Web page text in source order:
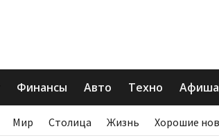
Финансы Авто Техно Афиша
Мир Столица Жизнь Хорошие